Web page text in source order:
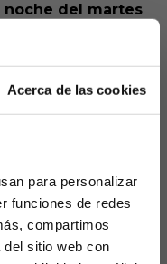
Acerca de las cookies
para personalizar
funciones de redes
compartimos
del sitio web con
noche del martes
Marc Bernal,
había
por tercera
en Vallecas y
que un
azulgrana,
césped.
se supo que era